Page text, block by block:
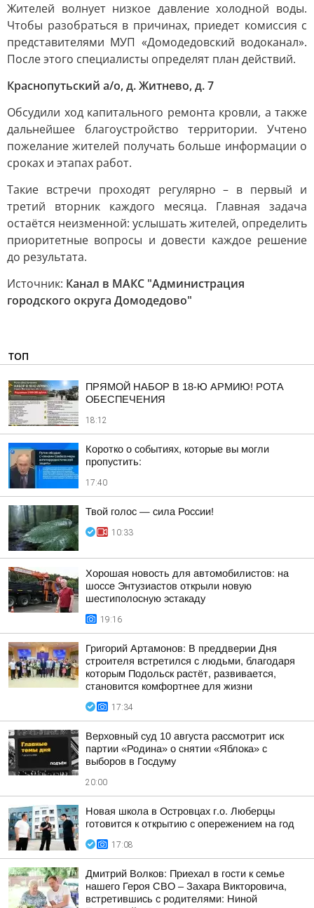
Жителей волнует низкое давление холодной воды.
Чтобы разобраться в причинах, приедет комиссия с
представителями МУП «Домодедовский водоканал».
После этого специалисты определят план действий.
Краснопутьский а/о, д. Житнево, д. 7
Обсудили ход капитального ремонта кровли, а также
дальнейшее благоустройство территории. Учтено
пожелание жителей получать больше информации о
сроках и этапах работ.
Такие встречи проходят регулярно – в первый и
третий вторник каждого месяца. Главная задача
остаётся неизменной: услышать жителей, определить
приоритетные вопросы и довести каждое решение
до результата.
Источник: Канал в МАКС "Администрация
городского округа Домодедово"
ТОП
ПРЯМОЙ НАБОР В 18-Ю АРМИЮ! РОТА
ОБЕСПЕЧЕНИЯ
18:12
Коротко о событиях, которые вы могли
пропустить:
17:40
Твой голос — сила России!
10:33
Хорошая новость для автомобилистов: на
шоссе Энтузиастов открыли новую
шестиполосную эстакаду
19:16
Григорий Артамонов: В преддверии Дня
строителя встретился с людьми, благодаря
которым Подольск растёт, развивается,
становится комфортнее для жизни
17:34
Верховный суд 10 августа рассмотрит иск
партии «Родина» о снятии «Яблока» с
выборов в Госдуму
20:00
Новая школа в Островцах г.о. Люберцы
готовится к открытию с опережением на год
17:08
Дмитрий Волков: Приехал в гости к семье
нашего Героя СВО – Захара Викторовича,
встретившись с родителями: Ниной